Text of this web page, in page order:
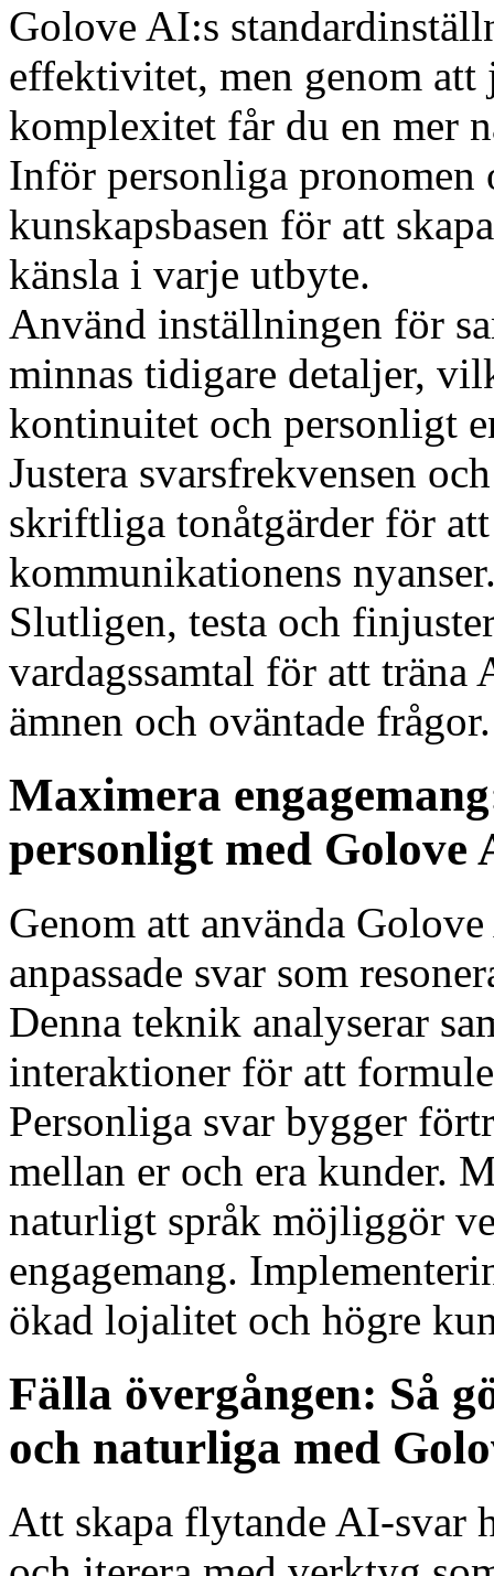
Golove AI:s
effektivitet, men genom att
komplexitet får du en mer
Inför personliga pronomen
kunskapsbasen för att
känsla i varje utbyte.
Använd inställningen för
minnas tidigare detaljer,
kontinuitet och personligt
Justera svarsfrekvensen
skriftliga tonåtgärder för
kommunikationens
Slutligen, testa och
vardagssamtal för att träna
ämnen och oväntade frågor.
Maximera
personligt med Golove
Genom att använda
anpassade svar som
Denna teknik analyserar
interaktioner för att
Personliga svar bygger
mellan er och era kunder.
naturligt språk möjliggör
engagemang.
ökad lojalitet och högre
Fälla övergången: Så
och naturliga med
Att skapa flytande AI-svar